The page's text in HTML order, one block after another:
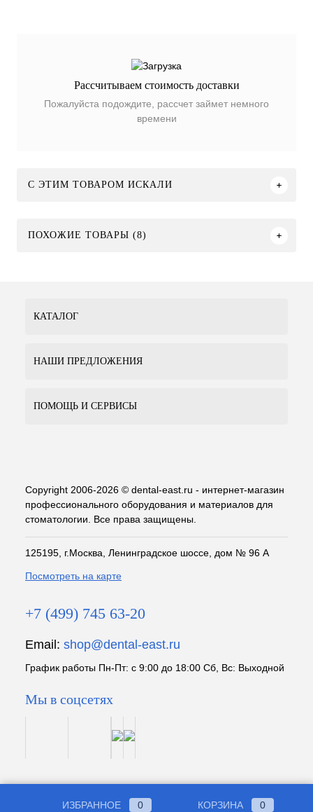
Рассчитываем стоимость доставки
Пожалуйста подождите, рассчет займет немного
времени
C ЭТИМ ТОВАРОМ ИСКАЛИ
ПОХОЖИЕ ТОВАРЫ (8)
КАТАЛОГ
НАШИ ПРЕДЛОЖЕНИЯ
ПОМОЩЬ И СЕРВИСЫ
Copyright 2006-2026 © dental-east.ru - интернет-магазин
профессионального оборудования и материалов для
стоматологии. Все права защищены.
125195, г.Москва, Ленинградское шоссе, дом № 96 А
Посмотреть на карте
+7 (499) 745 63-20
Email: shop@dental-east.ru
График работы Пн-Пт: с 9:00 до 18:00 Сб, Вс: Выходной
Мы в соцсетях
ИЗБРАННОЕ 0 КОРЗИНА 0